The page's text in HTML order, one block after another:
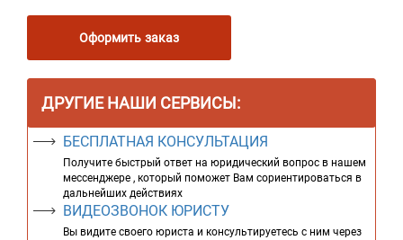
Оформить заказ
ДРУГИЕ НАШИ СЕРВИСЫ:
БЕСПЛАТНАЯ КОНСУЛЬТАЦИЯ
Получите быстрый ответ на юридический вопрос в нашем
мессенджере , который поможет Вам сориентироваться в
дальнейших действиях
ВИДЕОЗВОНОК ЮРИСТУ
Вы видите своего юриста и консультируетесь с ним через